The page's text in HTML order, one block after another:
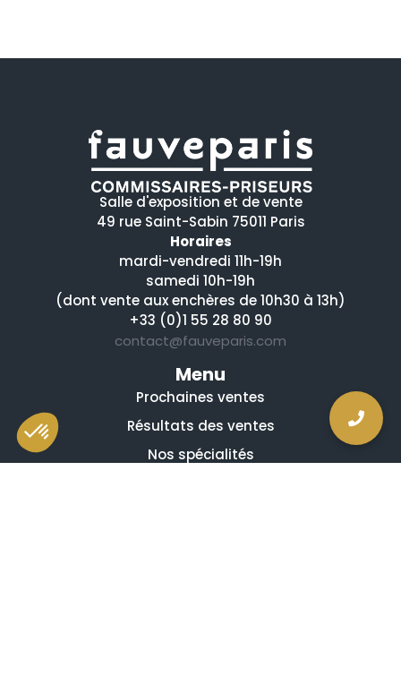
Salle d'exposition et de vente
49 rue Saint-Sabin 75011 Paris
Horaires
mardi-vendredi 11h-19h
samedi 10h-19h
(dont vente aux enchères de 10h30 à 13h)
+33 (0)1 55 28 80 90
contact@fauveparis.com
Menu
Prochaines ventes
Résultats des ventes
Nos spécialités